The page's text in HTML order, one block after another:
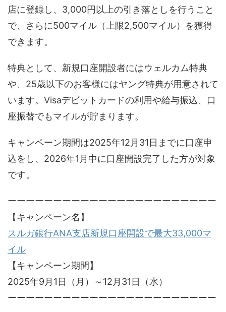
店に登録し、3,000円以上の引き落としを行うこと
で、さらに500マイル（上限2,500マイル）を獲得
できます。
特典として、新規口座開設者にはウェルカム特典
や、25歳以下のお客様にはヤング特典が用意されて
います。Visaデビットカードの利用や給与振込、口
座振替でもマイルが貯まります。
キャンペーン期間は2025年12月31日までに口座申
込をし、2026年1月中に口座開設完了した方が対象
です。
ーーーーーーーーーーーーーーーーーーーーーーー
【キャンペーン名】
スルガ銀行ANA支店新規口座開設で最大33,000マ
イル
【キャンペーン期間】
2025年9月1日（月）～12月31日（水）
ーーーーーーーーーーーーーーーーーーーーーーー